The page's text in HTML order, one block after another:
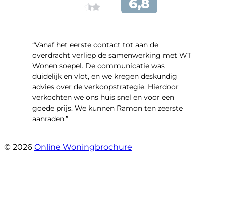
“Vanaf het eerste contact tot aan de
overdracht verliep de samenwerking met WT
Wonen soepel. De communicatie was
duidelijk en vlot, en we kregen deskundig
advies over de verkoopstrategie. Hierdoor
verkochten we ons huis snel en voor een
goede prijs. We kunnen Ramon ten zeerste
aanraden.”
© 2026 Online Woningbrochure